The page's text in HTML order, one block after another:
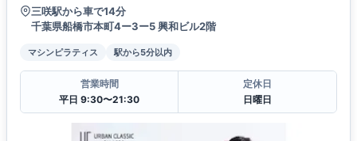
三咲駅から車で14分
千葉県船橋市本町4ー3ー5 興和ビル2階
マシンピラティス 駅から5分以内
営業時間
平日 9:30〜21:30
定休日
日曜日